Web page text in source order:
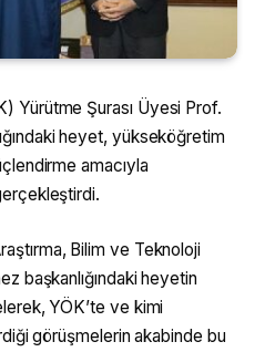
Yürütme Şurası Üyesi Prof.
heyet, yükseköğretim
amacıyla
Bilim ve Teknoloji
başkanlığındaki heyetin
YÖK’te ve kimi
görüşmelerin akabinde bu